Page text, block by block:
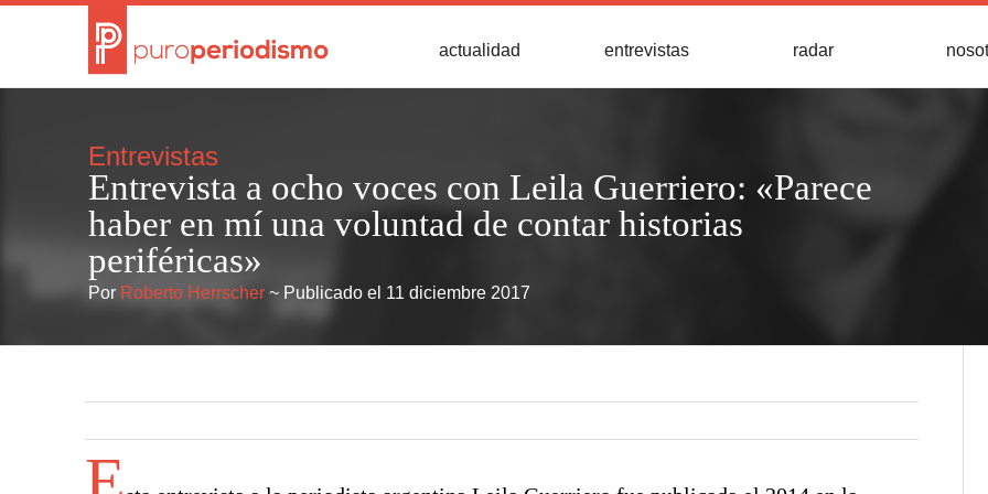
actualidad entrevistas radar
Entrevistas
Entrevista a ocho voces con Leila Guerriero: «Parece
haber en mí una voluntad de contar historias
periféricas»
Por Roberto Herrscher ~ Publicado el 11 diciembre 2017